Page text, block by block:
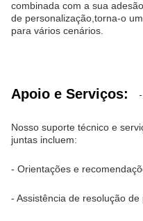
combinada com a sua
de personalização,torna-o
para vários cenários.
Apoio e Serviços:
Nosso suporte técnico e
juntas incluem:
- Orientações e
- Assistência de resolução de